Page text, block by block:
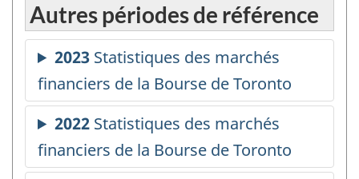
Autres périodes de référence